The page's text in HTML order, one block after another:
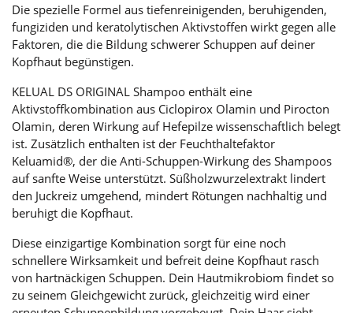
Die spezielle Formel aus tiefenreinigenden, beruhigenden,
fungiziden und keratolytischen Aktivstoffen wirkt gegen alle
Faktoren, die die Bildung schwerer Schuppen auf deiner
Kopfhaut begünstigen.
KELUAL DS ORIGINAL Shampoo enthält eine
Aktivstoffkombination aus Ciclopirox Olamin und Pirocton
Olamin, deren Wirkung auf Hefepilze wissenschaftlich belegt
ist. Zusätzlich enthalten ist der Feuchthaltefaktor
Keluamid®, der die Anti-Schuppen-Wirkung des Shampoos
auf sanfte Weise unterstützt. Süßholzwurzelextrakt lindert
den Juckreiz umgehend, mindert Rötungen nachhaltig und
beruhigt die Kopfhaut.
Diese einzigartige Kombination sorgt für eine noch
schnellere Wirksamkeit und befreit deine Kopfhaut rasch
von hartnäckigen Schuppen. Dein Hautmikrobiom findet so
zu seinem Gleichgewicht zurück, gleichzeitig wird einer